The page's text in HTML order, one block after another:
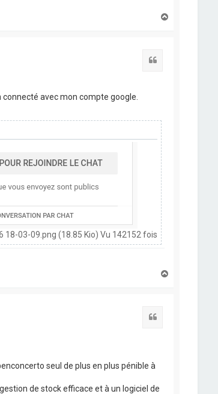
avec mon compte google.
18-03-09.png (18.85 Kio) Vu 142152 fois
seul de plus en plus pénible à
de stock efficace et à un logiciel de